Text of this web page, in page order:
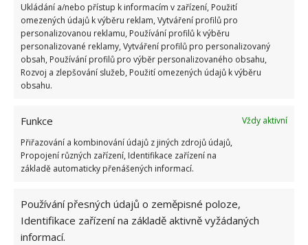
Ukládání a/nebo přístup k informacím v zařízení, Použití
omezených údajů k výběru reklam, Vytváření profilů pro
personalizovanou reklamu, Používání profilů k výběru
personalizované reklamy, Vytváření profilů pro personalizovaný
obsah, Používání profilů pro výběr personalizovaného obsahu,
Rozvoj a zlepšování služeb, Použití omezených údajů k výběru
obsahu.
Funkce
Vždy aktivní
Přiřazování a kombinování údajů z jiných zdrojů údajů,
Propojení různých zařízení, Identifikace zařízení na
základě automaticky přenášených informací.
Používání přesných údajů o zeměpisné poloze,
Identifikace zařízení na základě aktivně vyžádaných
informací.